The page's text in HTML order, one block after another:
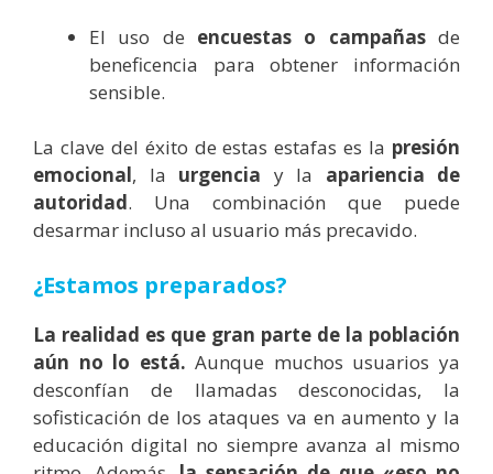
El uso de encuestas o campañasde
beneficencia para obtener información
sensible.
La clave del éxito de estas estafas es la presión
emocional, la urgencia y la apariencia de
autoridad. Una combinación que puede
desarmar incluso al usuario más precavido.
¿Estamos preparados?
La realidad es que gran parte de la población
aún no lo está. Aunque muchos usuarios ya
desconfían de llamadas desconocidas, la
sofisticación de los ataques va en aumento y la
educación digital no siempre avanza al mismo